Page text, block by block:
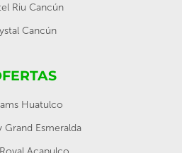
Riu Cancún
Cancún
Huatulco
Grand Esmeralda